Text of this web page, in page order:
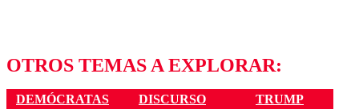
OTROS TEMAS A EXPLORAR:
DEMÓCRATAS DISCURSO
TRUMP